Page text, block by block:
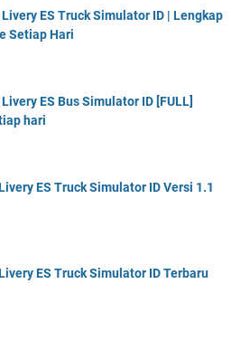
ES Truck Simulator ID | Lengkap
Setiap Hari
ES Bus Simulator ID [FULL]
hari
ES Truck Simulator ID Versi 1.1
ES Truck Simulator ID Terbaru